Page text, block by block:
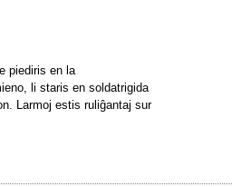
piediris en la
li staris en soldatrigida
Larmoj estis ruliĝantaj sur